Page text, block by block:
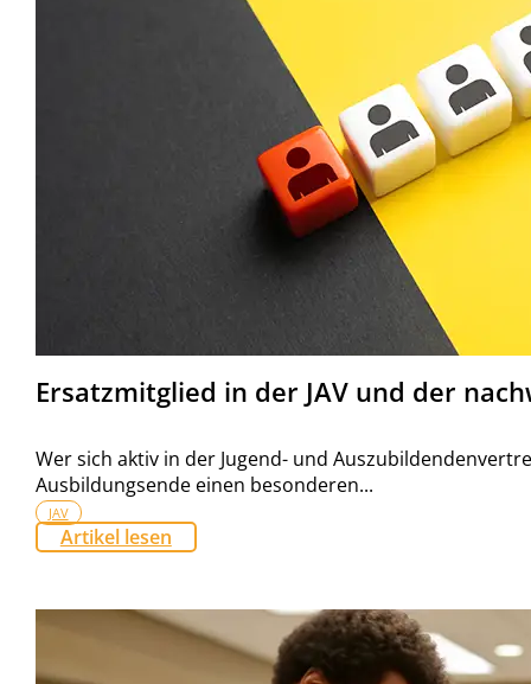
Ersatzmitglied in der JAV und der
Wer sich aktiv in der Jugend- und
Ausbildungsende einen besonderen...
JAV
Artikel lesen